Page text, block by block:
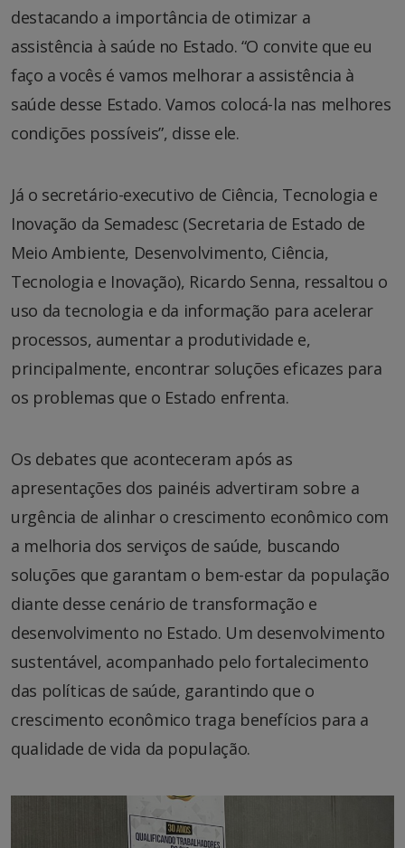
destacando a importância de otimizar a
assistência à saúde no Estado. “O convite que eu
faço a vocês é vamos melhorar a assistência à
saúde desse Estado. Vamos colocá-la nas melhores
condições possíveis”, disse ele.
Já o secretário-executivo de Ciência, Tecnologia e
Inovação da Semadesc (Secretaria de Estado de
Meio Ambiente, Desenvolvimento, Ciência,
Tecnologia e Inovação), Ricardo Senna, ressaltou o
uso da tecnologia e da informação para acelerar
processos, aumentar a produtividade e,
principalmente, encontrar soluções eficazes para
os problemas que o Estado enfrenta.
Os debates que aconteceram após as
apresentações dos painéis advertiram sobre a
urgência de alinhar o crescimento econômico com
a melhoria dos serviços de saúde, buscando
soluções que garantam o bem-estar da população
diante desse cenário de transformação e
desenvolvimento no Estado. Um desenvolvimento
sustentável, acompanhado pelo fortalecimento
das políticas de saúde, garantindo que o
crescimento econômico traga benefícios para a
qualidade de vida da população.